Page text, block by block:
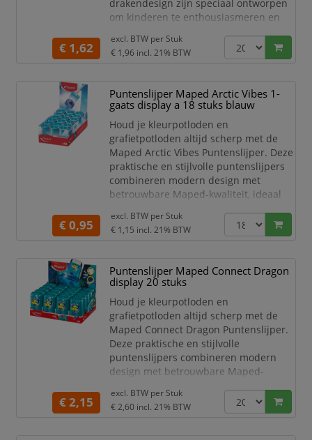
drakendesign zijn speciaal ontworpen
om kinderen te enthousiasmeren en
thuis of in de winkel.
voor uitstekende kwaliteit.
Potloodstrepen worden moeiteloos en
schoon verwijderd, zonder vlekken of
bes
€ 1,62
excl. BTW per Stuk
€ 1,96 incl. 21% BTW
Puntenslijper Maped Arctic Vibes 1-
gaats display a 18 stuks blauw
Houd je kleurpotloden en
grafietpotloden altijd scherp met de
Maped Arctic Vibes Puntenslijper. Deze
praktische en stijlvolle puntenslijpers
combineren modern design met
betrouwbare Maped-kwaliteit, ideaal
Dankzij het scherpe mes slijpt de punt
past in elke etui, terwijl het display van
18 stuks zorgt voor een overzichtelijke
en
€ 0,95
excl. BTW per Stuk
€ 1,15 incl. 21% BTW
Puntenslijper Maped Connect Dragon
display 20 stuks
Houd je kleurpotloden en
grafietpotloden altijd scherp met de
Maped Connect Dragon Puntenslijper.
Deze praktische en stijlvolle
puntenslijpers combineren modern
design met betrouwbare Maped-
thuisgebruik.
€ 2,15
excl. BTW per Stuk
€ 2,60 incl. 21% BTW